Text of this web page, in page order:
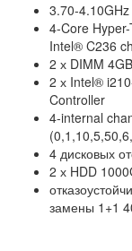
3.70-
4-Core
Intel® C236
2 х DIMM
2 х Intel®
Controller
4-internal
4 дисковых
2 х HDD
замены 1+1